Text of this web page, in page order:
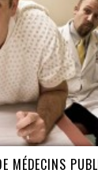
MÉDECINS